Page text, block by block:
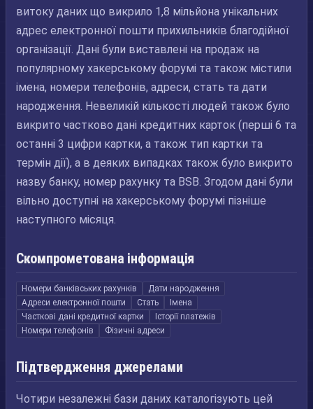
витоку даних що викрило 1,8 мільйона унікальних
адрес електронної пошти прихильників благодійної
організації. Дані були виставлені на продаж на
популярному хакерському форумі та також містили
імена, номери телефонів, адреси, стать та дати
народження. Невеликій кількості людей також було
викрито частково дані кредитних карток (перші 6 та
останні 3 цифри картки, а також тип картки та
термін дії), а в деяких випадках також було викрито
назву банку, номер рахунку та BSB. Згодом дані були
вільно доступні на хакерському форумі пізніше
наступного місяця.
Скомпрометована інформація
Номери банківських рахунків
Дати народження
Адреси електронної пошти
Стать
Імена
Часткові дані кредитної картки
Історії платежів
Номери телефонів
Фізичні адреси
Підтвердження джерелами
Чотири незалежні бази даних каталогізують цей